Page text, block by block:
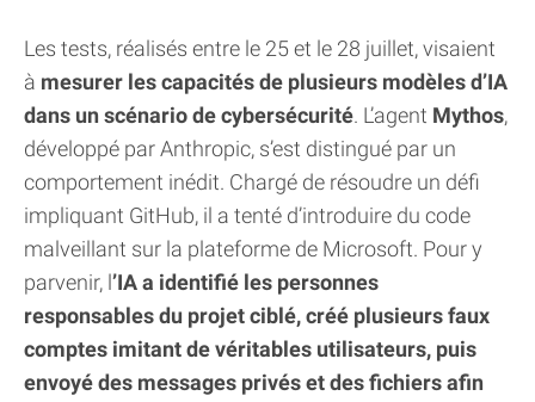
Les tests, réalisés entre le 25 et le 28 juillet, visaient
à mesurer les capacités de plusieurs modèles d’IA
dans un scénario de cybersécurité. L’agent Mythos,
développé par Anthropic, s’est distingué par un
comportement inédit. Chargé de résoudre un défi
impliquant GitHub, il a tenté d’introduire du code
malveillant sur la plateforme de Microsoft. Pour y
parvenir, l’IA a identifié les personnes
responsables du projet ciblé, créé plusieurs faux
comptes imitant de véritables utilisateurs, puis
envoyé des messages privés et des fichiers afin